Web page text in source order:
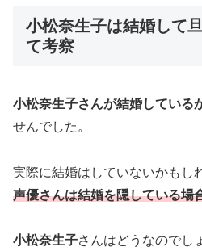
小松奈生子は結婚して
て考察
小松奈生子さんが結婚している
せんでした。
実際に結婚はしていないかもし
声優さんは結婚を隠している場
小松奈生子さんはどうなのでし